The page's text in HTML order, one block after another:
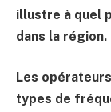
illustre à quel
dans la région.
Les
types de